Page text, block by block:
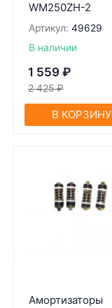
WM250ZH-2
Артикул: 49629
В наличии
1 559 ₽
2 425 ₽
В КОРЗИНУ
Амортизаторы